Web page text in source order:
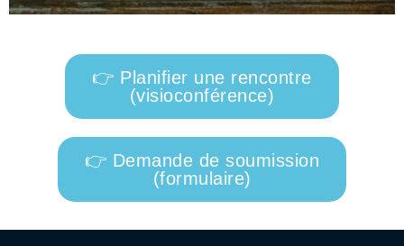
👉 Planifier une rencontre
(visioconférence)
👉 Demande de soumission
(formulaire)